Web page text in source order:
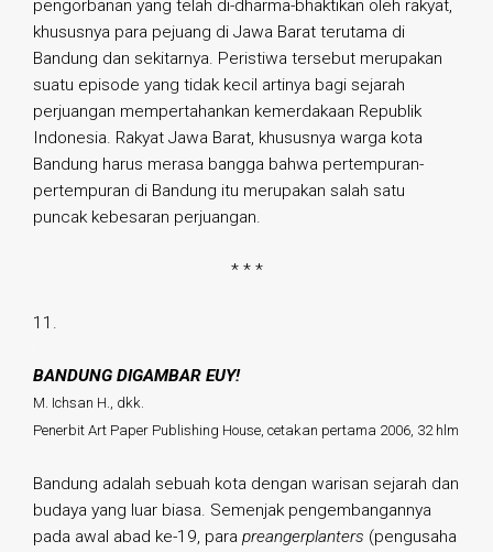
pengorbanan yang telah di-dharma-bhaktikan oleh rakyat,
khususnya para pejuang di Jawa Barat terutama di
Bandung dan sekitarnya. Peristiwa tersebut merupakan
suatu episode yang tidak kecil artinya bagi sejarah
perjuangan mempertahankan kemerdakaan Republik
Indonesia. Rakyat Jawa Barat, khususnya warga kota
Bandung harus merasa bangga bahwa pertempuran-
pertempuran di Bandung itu merupakan salah satu
puncak kebesaran perjuangan.
* * *
11.
BANDUNG DIGAMBAR EUY!
M. Ichsan H., dkk.
Penerbit Art Paper Publishing House, cetakan pertama 2006, 32 hlm
Bandung adalah sebuah kota dengan warisan sejarah dan
budaya yang luar biasa. Semenjak pengembangannya
pada awal abad ke-19, para preangerplanters (pengusaha